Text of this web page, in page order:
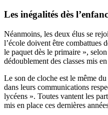
Les inégalités dès
Néanmoins, les deux élus se
l’école doivent être combattues
le paquet dès le primaire »,
dédoublement des classes mis
Le son de cloche est le même
dans leurs communications
lycéens ». Toutes vantent les
mis en place ces dernières